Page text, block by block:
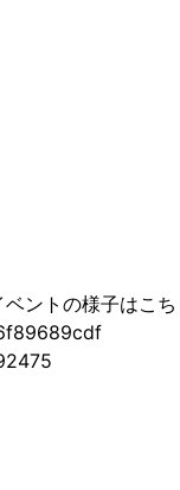
ントの様子はこち